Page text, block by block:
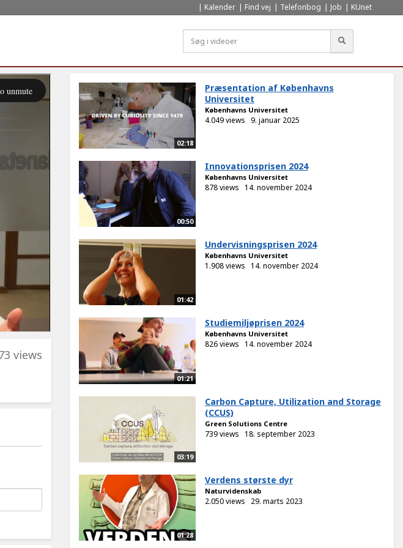
Kalender Find vej Telefonbog Job KUnet
views
02:18
Præsentation af Københavns
Universitet
Københavns Universitet
4.049 views 9. januar 2025
00:50
Innovationsprisen 2024
Københavns Universitet
878 views 14. november 2024
01:42
Undervisningsprisen 2024
Københavns Universitet
1.908 views 14. november 2024
01:21
Studiemiljøprisen 2024
Københavns Universitet
826 views 14. november 2024
03:19
Carbon Capture, Utilization and Storage
(CCUS)
Green Solutions Centre
739 views 18. september 2023
01:28
Verdens største dyr
Naturvidenskab
2.050 views 29. marts 2023